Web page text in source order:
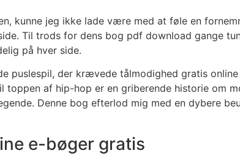
kunne jeg ikke lade være med at føle en
Til trods for dens bog pdf download gange
på hver side.
puslespil, der krævede tålmodighed gratis
toppen af hip-hop er en griberende historie om
Denne bog efterlod mig med en dybere
e-bøger gratis